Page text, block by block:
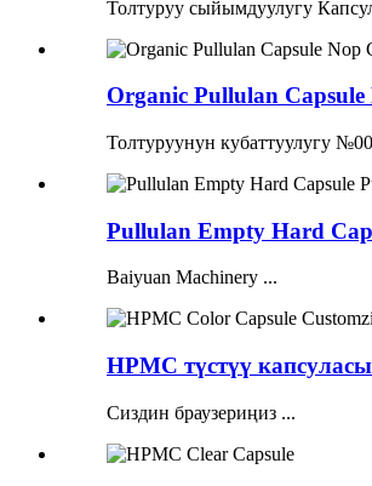
Толтуруу сыйымдуулугу
Organic Pullulan
Толтуруунун кубаттуулугу
Pullulan Empty Hard
Baiyuan Machinery ...
HPMC түстүү
Сиздин браузериңиз ...